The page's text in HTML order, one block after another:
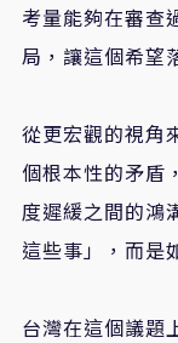
考量能夠在審查
局，讓這個希望
從更宏觀的視角
個根本性的矛盾
度遲緩之間的鴻
這些事」，而是
台灣在這個議題